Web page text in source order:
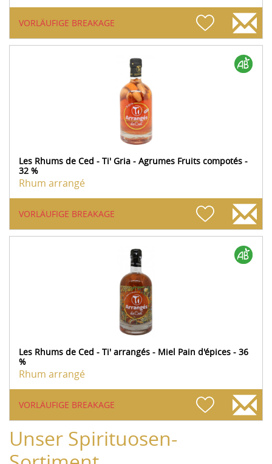
VORLÄUFIGE BREAKAGE
Les Rhums de Ced - Ti' Gria - Agrumes Fruits compotés -
32 %
Rhum arrangé
VORLÄUFIGE BREAKAGE
Les Rhums de Ced - Ti' arrangés - Miel Pain d'épices - 36
%
Rhum arrangé
VORLÄUFIGE BREAKAGE
Unser Spirituosen-